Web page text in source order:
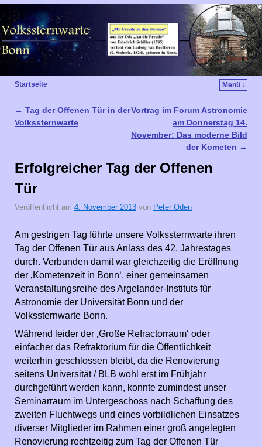
Startseite Menü ↓
Artikelnavigation
← Tag der Offenen Tür in der
Volkssternwarte
Vortrag im Forum Astronomie
am Donnerstag 14.
November: Das moderne Bild
der Kometen →
Erfolgreicher Tag der Offenen
Tür
Veröffentlicht am 4. November 2013 von Peter Oden
Am gestrigen Tag führte unsere Volkssternwarte ihren
Tag der Offenen Tür aus Anlass des 42. Jahrestages
durch. Verbunden damit war gleichzeitig die Eröffnung
der ‚Kometenzeit in Bonn‘, einer gemeinsamen
Veranstaltungsreihe des Argelander-Instituts für
Astronomie der Universität Bonn und der
Volkssternwarte Bonn.
Während leider der ‚Große Refractorraum‘ oder
einfacher das Refraktorium für die Öffentlichkeit
weiterhin geschlossen bleibt, da die Renovierung
seitens Universität / BLB wohl erst im Frühjahr
durchgeführt werden kann, konnte zumindest unser
Seminarraum im Untergeschoss nach Schaffung des
zweiten Fluchtwegs und eines vorbildlichen Einsatzes
diverser Mitglieder im Rahmen einer groß angelegten
Renovierung rechtzeitig zum Tag der Offenen Tür